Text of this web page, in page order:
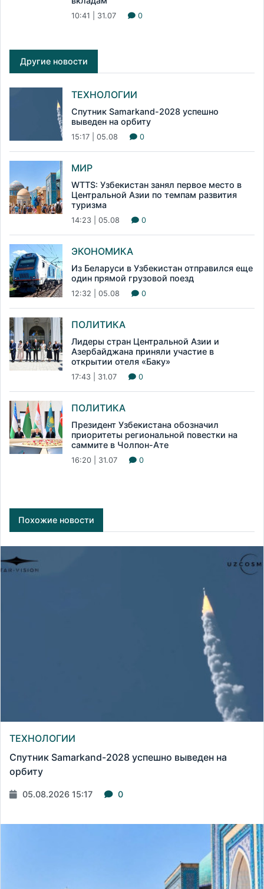
10:41 | 31.07 0
Другие новости
ТЕХНОЛОГИИ
Спутник Samarkand-2028 успешно
выведен на орбиту
15:17 | 05.08 0
МИР
WTTS: Узбекистан занял первое место в
Центральной Азии по темпам развития
туризма
14:23 | 05.08 0
ЭКОНОМИКА
Из Беларуси в Узбекистан отправился еще
один прямой грузовой поезд
12:32 | 05.08 0
ПОЛИТИКА
Лидеры стран Центральной Азии и
Азербайджана приняли участие в
открытии отеля «Баку»
17:43 | 31.07 0
ПОЛИТИКА
Президент Узбекистана обозначил
приоритеты региональной повестки на
саммите в Чолпон-Ате
16:20 | 31.07 0
Похожие новости
ТЕХНОЛОГИИ
Спутник Samarkand-2028 успешно выведен на
орбиту
05.08.2026 15:17 0